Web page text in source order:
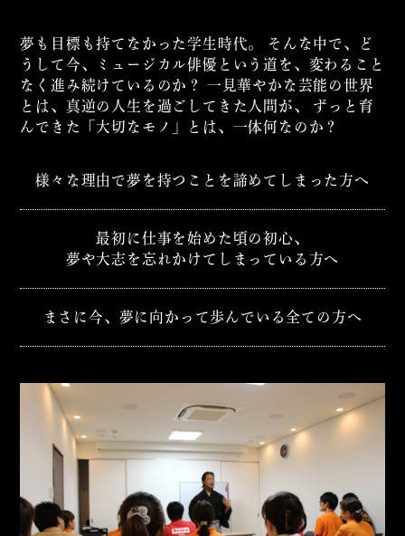
夢も目標も持てなかった学生時代。
そんな中で、ど
うして今、ミュージカル俳優という道を、変わること
なく進み続けているのか？
一見華やかな芸能の世界
とは、真逆の人生を過ごしてきた人間が、
ずっと育
んできた「大切なモノ」とは、一体何なのか？
様々な理由で夢を持つことを諦めてしまった方へ
最初に仕事を始めた頃の初心、
夢や大志を忘れかけてしまっている方へ
まさに今、夢に向かって歩んでいる全ての方へ